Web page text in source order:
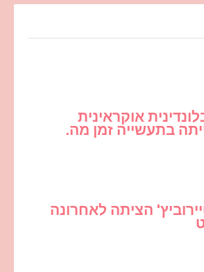
אוקראינית
בתעשייה זמן מה.
הציתה לאחרונה